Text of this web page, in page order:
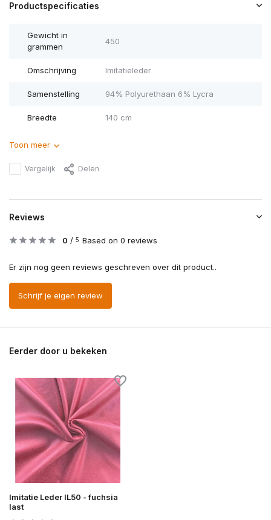
Productspecificaties
Gewicht in
grammen
450
Omschrijving Imitatieleder
Samenstelling 94% Polyurethaan 6% Lycra
Breedte 140 cm
Toon meer
Vergelijk Delen
Reviews
0 / 5 Based on 0 reviews
Er zijn nog geen reviews geschreven over dit product..
Schrijf je eigen review
Eerder door u bekeken
Imitatie Leder IL50 - fuchsia
last